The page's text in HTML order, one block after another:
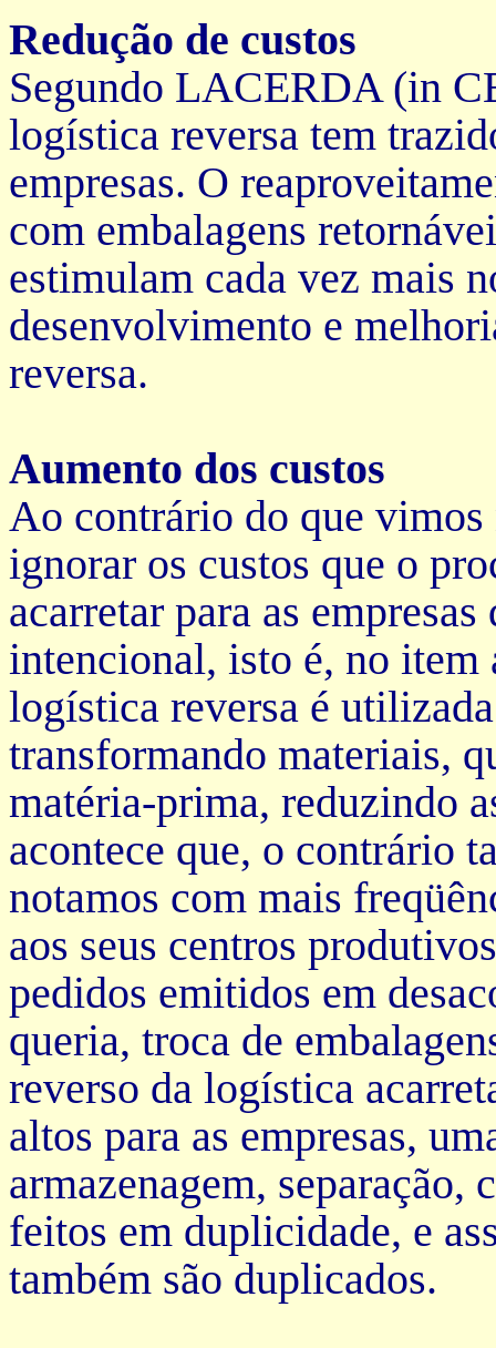
Redução de custos
Segundo LACERDA (in
logística reversa tem
empresas. O
com embalagens
estimulam cada vez mais
desenvolvimento e
reversa.
Aumento dos custos
Ao contrário do que
ignorar os custos que o
acarretar para as
intencional, isto é, no item
logística reversa é
transformando materiais,
matéria-prima, reduzindo
acontece que, o contrário
notamos com mais
aos seus centros
pedidos emitidos em
queria, troca de
reverso da logística
altos para as empresas,
armazenagem,
feitos em duplicidade, e
também são duplicados.